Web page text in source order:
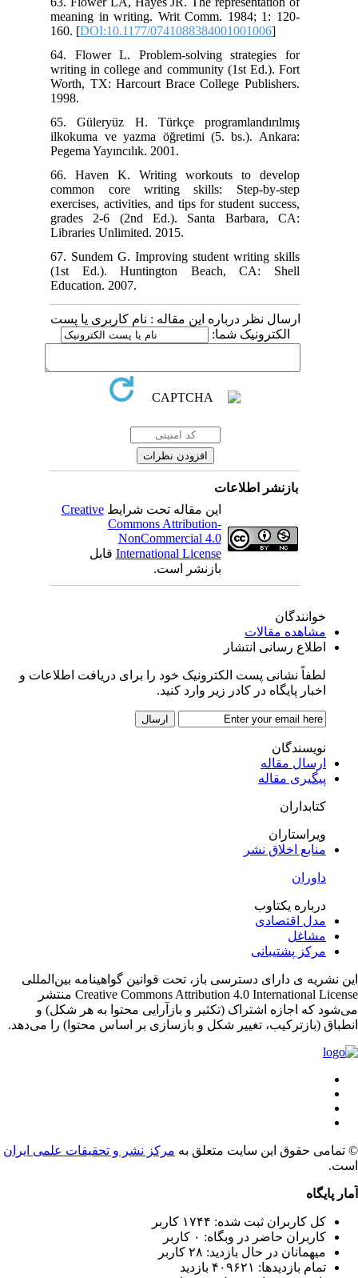
meaning in writing. Writ Comm. 1984; 1: 120-
160. [DOI:10.1177/0741088384001001006
64. Flower L. Problem-solving strategies for
writing in college and community (1st Ed.). Fort
Worth, TX: Harcourt Brace College Publishers.
1998.
65. Güleryüz H. Türkçe programlandırılmış
ilkokuma ve yazma öğretimi (5. bs.). Ankara:
Pegema Yayıncılık. 2001.
66. Haven K. Writing workouts to develop
common core writing skills: Step-by-step
exercises, activities, and tips for student success,
grades 2-6 (2nd Ed.). Santa Barbara, CA:
Libraries Unlimited. 2015.
67. Sundem G. Improving student writing skills
(1st Ed.). Huntington Beach, CA: Shell
Education. 2007.
ارسال نظر درباره این مقاله : نام کاربری یا پست
الکترونیک شما:
بازنشر اطلاعات
این مقاله تحت شرایطCreative
Commons Attribution-
NonCommercial 4.0
International Licenseقابل
بازنشر است.
خوانندگان
مشاهده مقالات
اطلاع رسانی انتشار
لطفاً نشانی پست الکترونیک خود را برای دریافت اطلاعات و
اخبار پایگاه در کادر زیر وارد کنید.
نویسندگان
ارسال مقاله
پیگیری مقاله
کتابداران
ویراستاران
منابع اخلاق نشر
داوران
درباره یکتاوب
مدل اقتصادی
مشاغل
مرکز پشتیبانی
نشریه ی دارای دسترسی باز، تحت قوانین گواهینامه بین‌المللی
Creative Commons Attribution 4.0 International License منتشر
که اجازه اشتراک (تکثیر و بازآرایی محتوا به هر شکل) و
(بازترکیب، تغییر شکل و بازسازی بر اساس محتوا) را می‌دهد.
تمامی حقوق این سایت متعلق بهمرکز نشر و تحقیقات علمی ایران
پایگاه
کل کاربران ثبت شده: ۱۷۴۴ کاربر
کاربران حاضر در وبگاه: ۰ کاربر
میهمانان در حال بازدید: ۲۸ کاربر
تمام بازدید‌ها: ۴۰۹۶۲۱ بازدید